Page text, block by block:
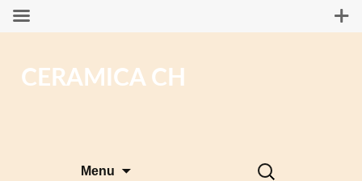
CERAMICA CH
Menu
Rechercher :